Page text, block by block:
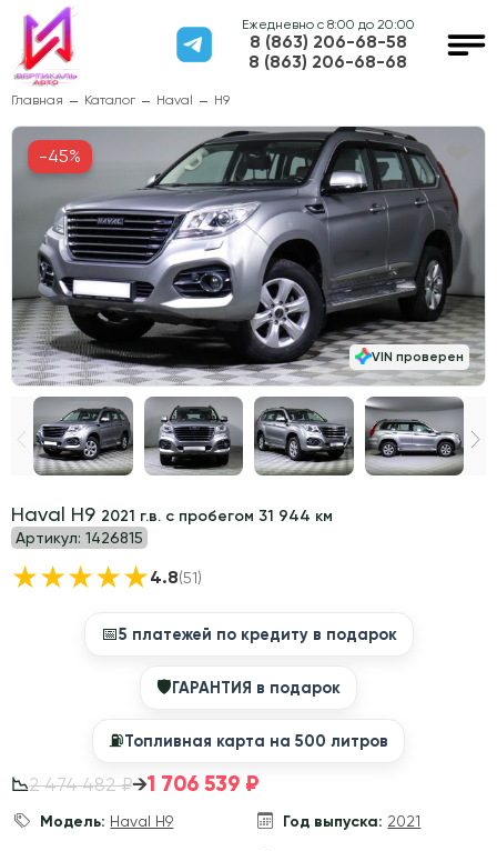
Ежедневно с 8:00 до 20:00
8 (863) 206-68-58
8 (863) 206-68-68
Главная Каталог Haval H9
Haval H9 2021 г.в. с пробегом 31 944 км
Артикул: 1426815
★★★★★4.8(51)
📅5 платежей по кредиту в подарок
🛡ГАРАНТИЯ в подарок
⛽️Топливная карта на 500 литров
📉2 474 482 ₽→1 706 539 ₽
Модель: Haval H9 Год выпуска: 2021
VIN проверен
-45%